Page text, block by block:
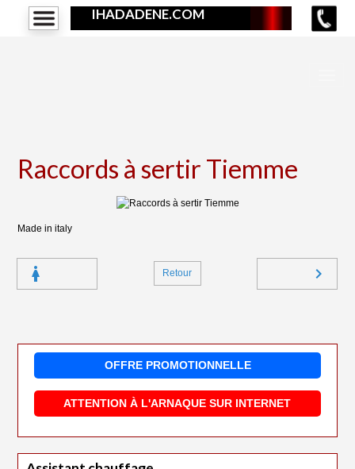
IHADADENE.COM
Raccords à sertir Tiemme
Made in italy
Retour
OFFRE PROMOTIONNELLE
ATTENTION À L'ARNAQUE SUR INTERNET